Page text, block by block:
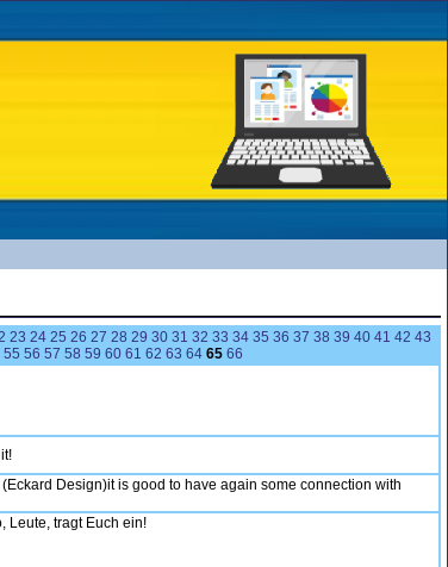
23 24 25 26 27 28 29 30 31 32 33 34 35 36 37 38 39 40 41 42 43
55 56 57 58 59 60 61 62 63 64 65 66
Design)it is good to have again some connection with
Leute, tragt Euch ein!